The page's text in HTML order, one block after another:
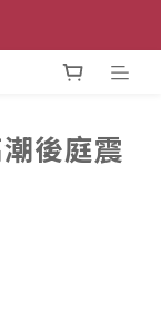
海外地區)
海外地區)
後庭震